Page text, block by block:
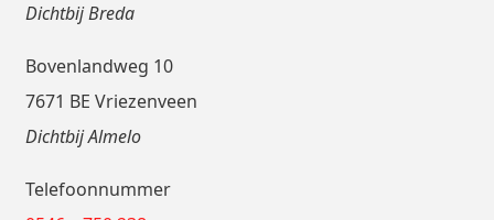
Dichtbij Breda
Bovenlandweg 10
7671 BE Vriezenveen
Dichtbij Almelo
Telefoonnummer